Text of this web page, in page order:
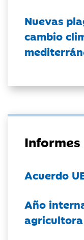
Nuevas
cambio
Acuerdo
Año
agricultora